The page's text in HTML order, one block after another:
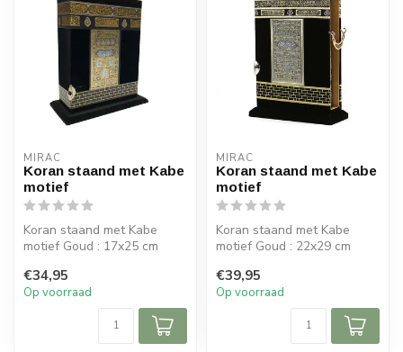
MIRAC
Koran staand met Kabe
motief
Koran staand met Kabe
motief Goud : 17x25 cm
€34,95
Op voorraad
MIRAC
Koran staand met Kabe
motief
Koran staand met Kabe
motief Goud : 22x29 cm
€39,95
Op voorraad